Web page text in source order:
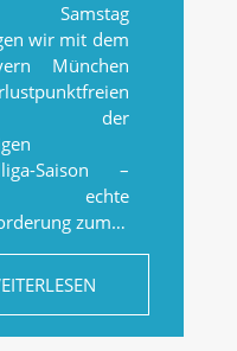
wir mit dem
München
der
Saison –
echte
zum…